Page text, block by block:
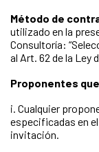
Método de
utilizado en la
Consultoría:
al Art. 62 de la Ley
Proponentes
i. Cualquier
especificadas en
invitación.